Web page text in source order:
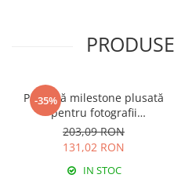
-35%
Păturică milestone plusată
pentru fotografii
CloudMemory, model
Norisori, 95x150 cm
203,09 RON
131,02 RON
IN STOC